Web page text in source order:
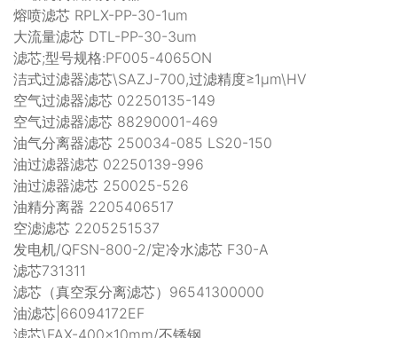
熔喷滤芯 RPLX-PP-30-1um
大流量滤芯 DTL-PP-30-3um
滤芯;型号规格:PF005-4065ON
洁式过滤器滤芯\SAZJ-700,过滤精度≥1μm\HV
空气过滤器滤芯 02250135-149
空气过滤器滤芯 88290001-469
油气分离器滤芯 250034-085 LS20-150
油过滤器滤芯 02250139-996
油过滤器滤芯 250025-526
油精分离器 2205406517
空滤滤芯 2205251537
发电机/QFSN-800-2/定冷水滤芯 F30-A
滤芯731311
滤芯（真空泵分离滤芯）96541300000
油滤芯|66094172EF
滤芯\FAX-400×10mm/不锈钢